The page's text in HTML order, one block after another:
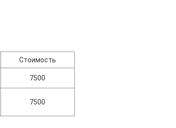
Стоимость
7500
7500